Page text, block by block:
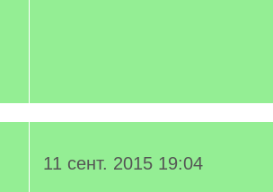
11 сент. 2015 19:04